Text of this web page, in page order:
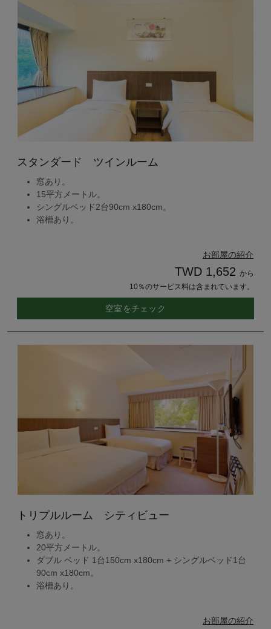
スタンダード ツインルーム
窓あり。
15平方メートル。
シングルベッド2台90cm x180cm。
浴槽あり。
お部屋の紹介
TWD 1,652 から
10％のサービス料は含まれています。
空室をチェック
トリプルルーム シティビュー
窓あり。
20平方メートル。
ダブル ベッド 1台150cm x180cm + シングルベッド1台
90cm x180cm。
浴槽あり。
お部屋の紹介